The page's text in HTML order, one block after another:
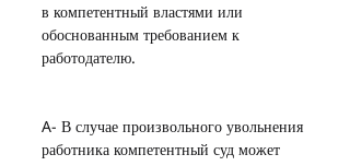
в компетентный властями или
обоснованным требованием к
работодателю.
A- В случае произвольного увольнения
работника компетентный суд может